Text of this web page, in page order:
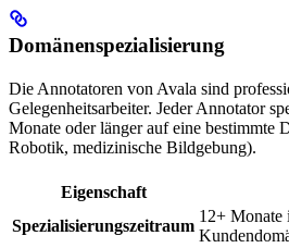
Domänenspezialisierung
Die Annotatoren von Avala sind
Gelegenheitsarbeiter. Jeder Annotator
Monate oder länger auf eine bestimmte
Robotik, medizinische Bildgebung).
Eigenschaft
Spezialisierungszeitraum
12+ Monate